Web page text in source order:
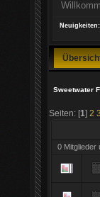
Neuigkeiten:
Sweetwater
Seiten: [1] 2 3
0 Mitglieder